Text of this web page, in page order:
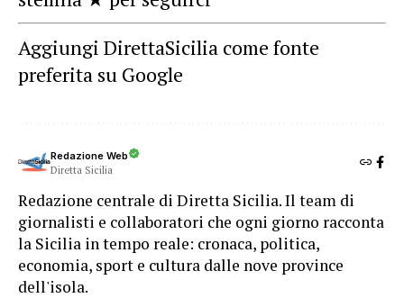
Aggiungi DirettaSicilia come fonte
preferita su Google
Redazione Web
Diretta Sicilia
Redazione centrale di Diretta Sicilia. Il team di
giornalisti e collaboratori che ogni giorno racconta
la Sicilia in tempo reale: cronaca, politica,
economia, sport e cultura dalle nove province
dell'isola.